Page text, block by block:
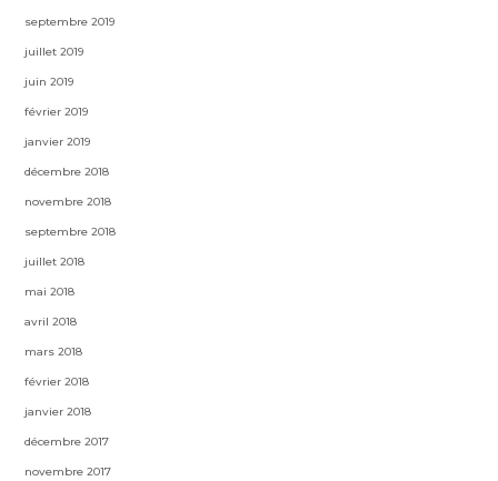
septembre 2019
juillet 2019
juin 2019
février 2019
janvier 2019
décembre 2018
novembre 2018
septembre 2018
juillet 2018
mai 2018
avril 2018
mars 2018
février 2018
janvier 2018
décembre 2017
novembre 2017